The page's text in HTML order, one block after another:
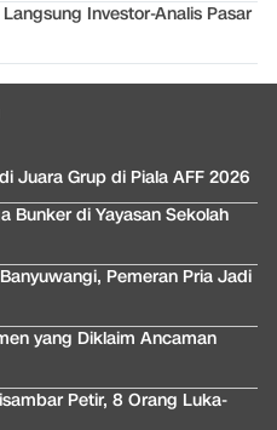
Investor-Analis Pasar
Juara Grup di Piala AFF 2026
Bunker di Yayasan Sekolah
Pemeran Pria Jadi
yang Diklaim Ancaman
Petir, 8 Orang Luka-